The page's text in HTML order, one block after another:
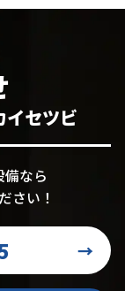
セツビ
なら
さい！
→